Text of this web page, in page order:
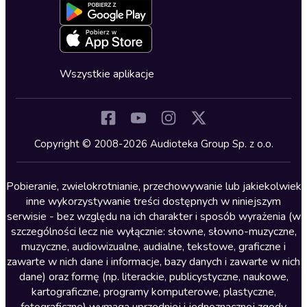
Kryminały
Lektury szkolne
Literatura anglojęzyczna
Literatura faktu
Literatura obyczajowa
Literatura piękna obca
Literatura piękna polska
Nagrania relaksacyjne
Deklaracja dostępności
Oferta dla firm i bibliotek
Blog
Zapowiedzi
Cykle audiobooków
Wszystkie aplikacje
Copyright © 2008-2026 Audioteka Group Sp. z o.o.
Pobieranie, zwielokrotnianie, przechowywanie lub jakiekolwiek
inne wykorzystywanie treści dostępnych w niniejszym
serwisie - bez względu na ich charakter i sposób wyrażenia (w
szczególności lecz nie wyłącznie: słowne, słowno-muzyczne,
muzyczne, audiowizualne, audialne, tekstowe, graficzne i
zawarte w nich dane i informacje, bazy danych i zawarte w nich
dane) oraz formę (np. literackie, publicystyczne, naukowe,
kartograficzne, programy komputerowe, plastyczne,